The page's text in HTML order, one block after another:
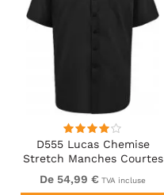
D555 Lucas Chemise
Stretch Manches Courtes
Anti-Taches Sans
Repassage Noire
De 54,99 € TVA incluse